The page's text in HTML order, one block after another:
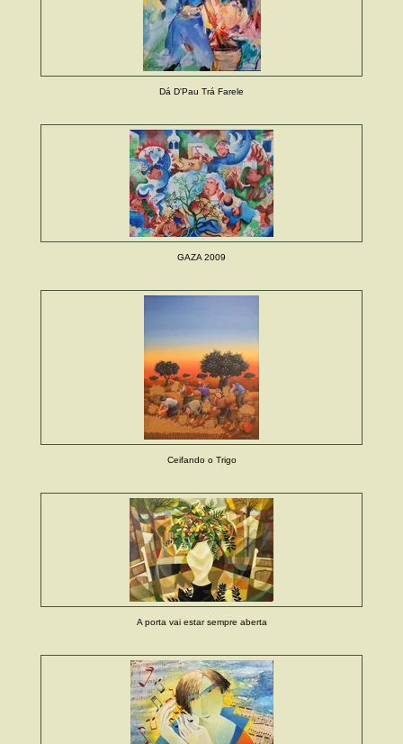
Dá D'Pau Trá Farele
GAZA 2009
Ceifando o Trigo
A porta vai estar sempre aberta